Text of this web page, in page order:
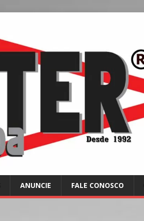
ANUNCIE FALE CONOSCO